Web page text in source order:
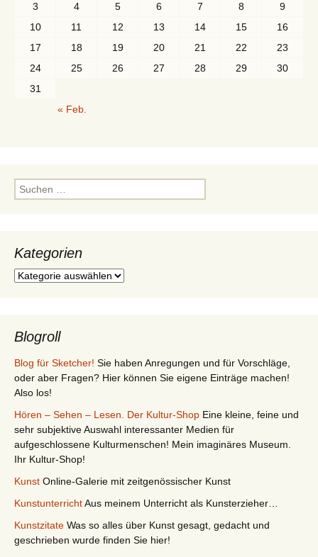
3
4 5 6 7 8
9
10
11 12 13 14 15
16
17
18 19 20 21 22
23
24
25 26 27 28 29
30
31
« Feb.
Suchen
nach:
Kategorien
Kategorien
Blogroll
Blog für Sketcher! Sie haben Anregungen und für Vorschläge,
oder aber Fragen? Hier können Sie eigene Einträge machen!
Also los!
Hören – Sehen – Lesen. Der Kultur-Shop Eine kleine, feine und
sehr subjektive Auswahl interessanter Medien für
aufgeschlossene Kulturmenschen! Mein imaginäres Museum.
Ihr Kultur-Shop!
Kunst Online-Galerie mit zeitgenössischer Kunst
KunstunterrichtAus meinem Unterricht als Kunsterzieher…
Kunstzitate Was so alles über Kunst gesagt, gedacht und
geschrieben wurde finden Sie hier!